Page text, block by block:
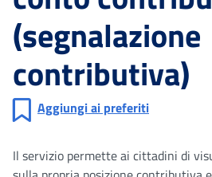
(segnalazione
contributiva)
Aggiungi ai preferiti
Il servizio permette ai cittadini di